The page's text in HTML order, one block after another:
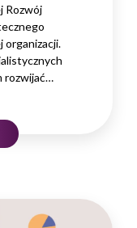
Rozwój
organizacji.
rozwijać
w budowaniu